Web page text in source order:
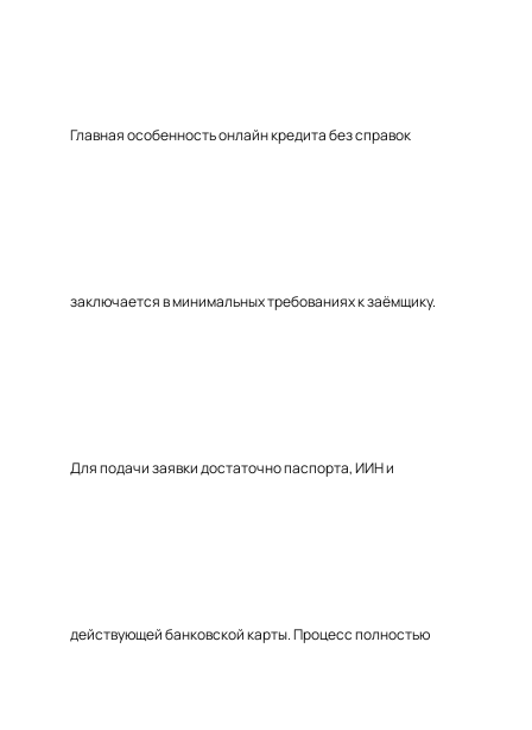
Главная особенность онлайн кредита без справок
заключается в минимальных требованиях к заёмщику.
Для подачи заявки достаточно паспорта, ИИН и
действующей банковской карты. Процесс полностью